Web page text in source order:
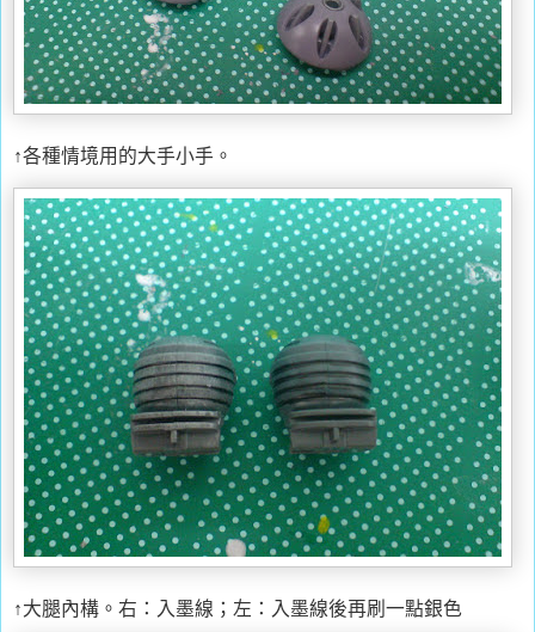
↑各種情境用的大手小手。
↑大腿內構。右：入墨線；左：入墨線後再刷一點銀色